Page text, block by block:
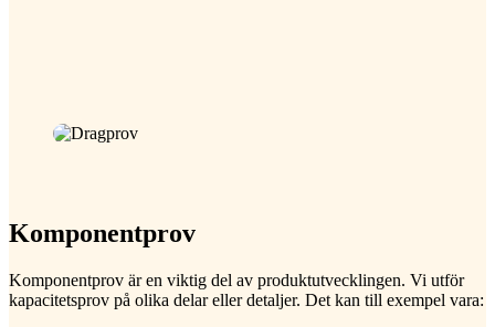
Komponentprov
Komponentprov är en viktig del av produktutvecklingen. Vi utför
kapacitetsprov på olika delar eller detaljer. Det kan till exempel vara: